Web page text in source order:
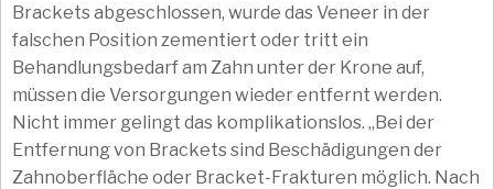
Brackets abgeschlossen, wurde das Veneer in der
falschen Position zementiert oder tritt ein
Behandlungsbedarf am Zahn unter der Krone auf,
müssen die Versorgungen wieder entfernt werden.
Nicht immer gelingt das komplikationslos. „Bei der
Entfernung von Brackets sind Beschädigungen der
Zahnoberfläche oder Bracket-Frakturen möglich. Nach